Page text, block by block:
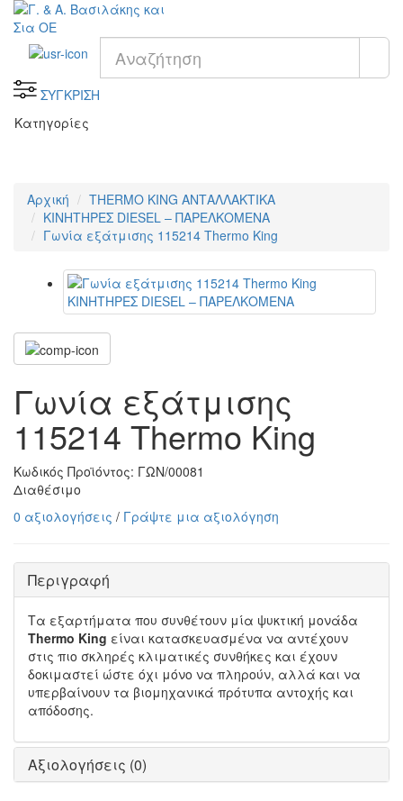
ΣΥΓΚΡΙΣΗ
Κατηγορίες
Αρχική
THERMO KING ΑΝΤΑΛΛΑΚΤΙΚΑ
KΙΝΗΤΗΡΕΣ DIESEL – ΠΑΡΕΛΚΟΜΕΝΑ
Γωνία εξάτμισης 115214 Thermo King
Γωνία εξάτμισης
115214 Thermo King
Κωδικός Προϊόντος: ΓΩΝ/00081
Διαθέσιμο
0 αξιολογήσεις / Γράψτε μια αξιολόγηση
Περιγραφή
Τα εξαρτήματα που συνθέτουν μία ψυκτική μονάδα
Thermo King είναι κατασκευασμένα να αντέχουν
στις πιο σκληρές κλιματικές συνθήκες και έχουν
δοκιμαστεί ώστε όχι μόνο να πληρούν, αλλά και να
υπερβαίνουν τα βιομηχανικά πρότυπα αντοχής και
απόδοσης.
Αξιολογήσεις (0)